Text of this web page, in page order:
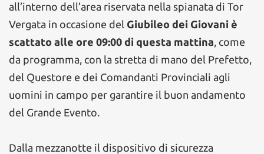
all’interno dell’area riservata nella spianata di Tor
Vergata in occasione del Giubileo dei Giovani è
scattato alle ore 09:00 di questa mattina, come
da programma, con la stretta di mano del Prefetto,
del Questore e dei Comandanti Provinciali agli
uomini in campo per garantire il buon andamento
del Grande Evento.
Dalla mezzanotte il dispositivo di sicurezza